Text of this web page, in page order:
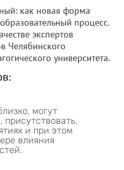
как новая форма
процесс.
экспертов
Челябинского
университета.
могут
присутствовать,
и при этом
влияния